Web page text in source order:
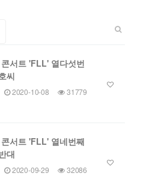
서트 'FLL' 열다섯번
씨
2020-10-08 31779
서트 'FLL' 열네번째
대
2020-09-29 32086